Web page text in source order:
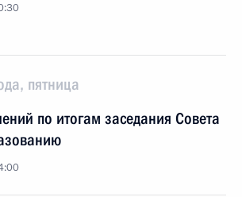
пятница
по итогам заседания Совета